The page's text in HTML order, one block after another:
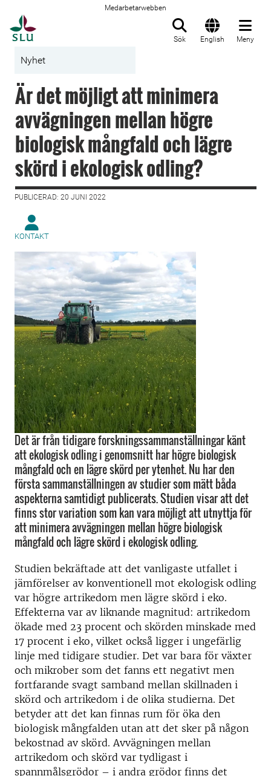
Medarbetarwebben
Sök English Meny
Nyhet
Är det möjligt att minimera
avvägningen mellan högre
biologisk mångfald och lägre
skörd i ekologisk odling?
PUBLICERAD: 20 JUNI 2022
KONTAKT
Det är från tidigare forskningssammanställningar känt
att ekologisk odling i genomsnitt har högre biologisk
mångfald och en lägre skörd per ytenhet. Nu har den
första sammanställningen av studier som mätt båda
aspekterna samtidigt publicerats. Studien visar att det
finns stor variation som kan vara möjligt att utnyttja för
att minimera avvägningen mellan högre biologisk
mångfald och lägre skörd i ekologisk odling.
Studien bekräftade att det vanligaste utfallet i
jämförelser av konventionell mot ekologisk odling
var högre artrikedom men lägre skörd i eko.
Effekterna var av liknande magnitud: artrikedom
ökade med 23 procent och skörden minskade med
17 procent i eko, vilket också ligger i ungefärlig
linje med tidigare studier. Det var bara för växter
och mikrober som det fanns ett negativt men
fortfarande svagt samband mellan skillnaden i
skörd och artrikedom i de olika studierna. Det
betyder att det kan finnas rum för öka den
biologisk mångfalden utan att det sker på någon
bekostnad av skörd. Avvägningen mellan
artrikedom och skörd var tydligast i
spannmålsgrödor – i andra grödor finns det